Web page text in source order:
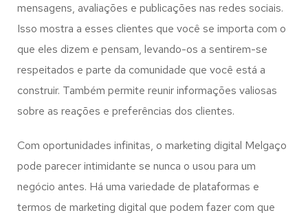
mensagens, avaliações e publicações nas redes sociais.
Isso mostra a esses clientes que você se importa com o
que eles dizem e pensam, levando-os a sentirem-se
respeitados e parte da comunidade que você está a
construir. Também permite reunir informações valiosas
sobre as reações e preferências dos clientes.
Com oportunidades infinitas, o marketing digital Melgaço
pode parecer intimidante se nunca o usou para um
negócio antes. Há uma variedade de plataformas e
termos de marketing digital que podem fazer com que